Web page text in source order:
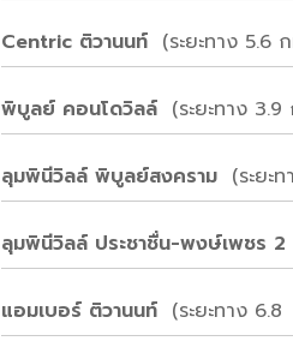
Centric ติวานนท์ (ระยะทาง 5.6
พิบูลย์ คอนโดวิลล์ (ระยะทาง
ลุมพินีวิลล์ พิบูลย์สงคราม (ระยะ
ลุมพินีวิลล์ ประชาชื่น-พงษ์เพชร 2
แอมเบอร์ ติวานนท์ (ระยะทาง